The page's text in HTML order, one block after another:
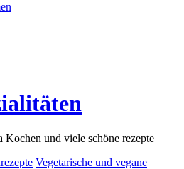
und viele schöne rezepte
Vegetarische und vegane